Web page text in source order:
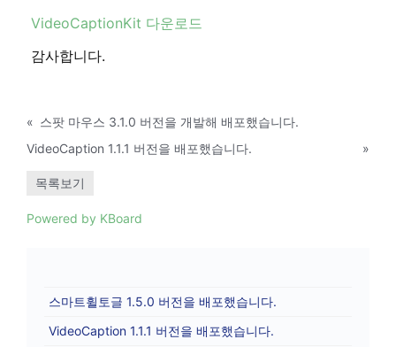
VideoCaptionKit 다운로드
감사합니다.
« 스팟 마우스 3.1.0 버전을 개발해 배포했습니다.
VideoCaption 1.1.1 버전을 배포했습니다.
»
목록보기
Powered by KBoard
스마트휠토글 1.5.0 버전을 배포했습니다.
VideoCaption 1.1.1 버전을 배포했습니다.